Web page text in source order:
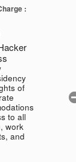
:
of
to all
work
and